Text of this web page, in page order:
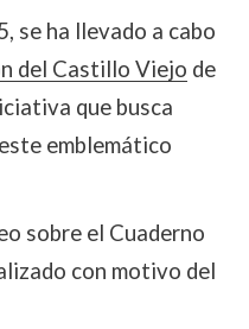
se ha llevado a cabo
del Castillo Viejo de
que busca
emblemático
sobre el Cuaderno
con motivo del